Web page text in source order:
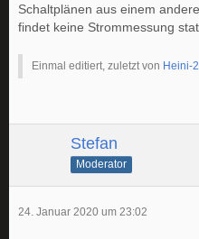
Schaltplänen aus einem
findet keine Strommessung
Einmal editiert, zuletzt von Heini-
Stefan
Moderator
24. Januar 2020 um 23:02